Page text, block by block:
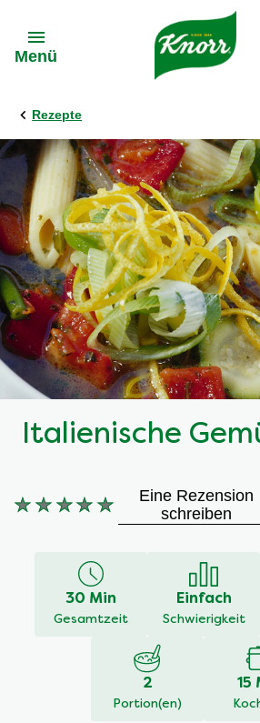
Menü
Rezepte
Italienische
Keine
abgegeben
Eine Rezension
schreiben
30 Min
Gesamtzeit
Einfach
Schwierigkeit
2
Portion(en)
15